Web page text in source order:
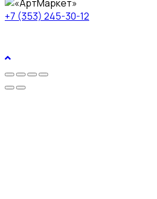
+7 (353) 245-30-12